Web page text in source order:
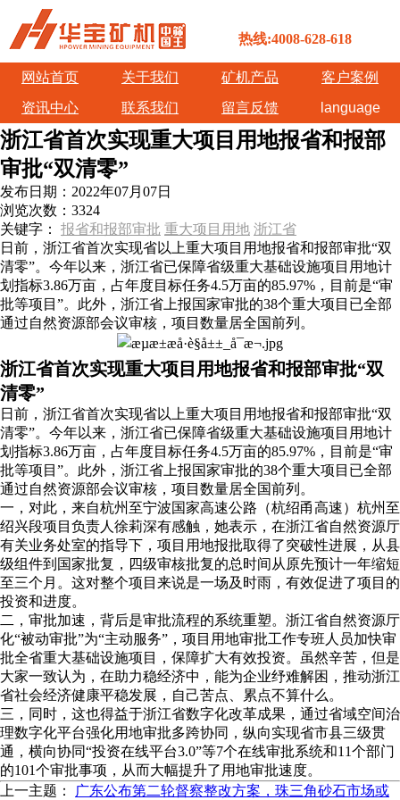
热线:4008-628-618
网站首页 关于我们 矿机产品
客户案例
资讯中心
联系我们 留言反馈 language
浙江省首次实现重大项目用地报省和报部
审批“双清零”
发布日期： 2022年07月07日
浏览次数： 3324
关键字： 报省和报部审批 重大项目用地 浙江省
日前，浙江省首次实现省以上重大项目用地报省和报部审批“双
清零”。今年以来，浙江省已保障省级重大基础设施项目用地计
划指标3.86万亩，占年度目标任务4.5万亩的85.97%，目前是“审
批等项目”。此外，浙江省上报国家审批的38个重大项目已全部
通过自然资源部会议审核，项目数量居全国前列。
浙江省首次实现重大项目用地报省和报部审批“双
清零”
日前，浙江省首次实现省以上重大项目用地报省和报部审批“双
清零”。今年以来，浙江省已保障省级重大基础设施项目用地计
划指标3.86万亩，占年度目标任务4.5万亩的85.97%，目前是“审
批等项目”。此外，浙江省上报国家审批的38个重大项目已全部
通过自然资源部会议审核，项目数量居全国前列。
一，对此，来自杭州至宁波国家高速公路（杭绍甬高速）杭州至
绍兴段项目负责人徐莉深有感触，她表示，在浙江省自然资源厅
有关业务处室的指导下，项目用地报批取得了突破性进展，从县
级组件到国家批复，四级审核批复的总时间从原先预计一年缩短
至三个月。这对整个项目来说是一场及时雨，有效促进了项目的
投资和进度。
二，审批加速，背后是审批流程的系统重塑。浙江省自然资源厅
化“被动审批”为“主动服务”，项目用地审批工作专班人员加快审
批全省重大基础设施项目，保障扩大有效投资。虽然辛苦，但是
大家一致认为，在助力稳经济中，能为企业纾难解困，推动浙江
省社会经济健康平稳发展，自己苦点、累点不算什么。
三，同时，这也得益于浙江省数字化改革成果，通过省域空间治
理数字化平台强化用地审批多跨协同，纵向实现省市县三级贯
通，横向协同“投资在线平台3.0”等7个在线审批系统和11个部门
的101个审批事项，从而大幅提升了用地审批速度。
上一主题：
广东公布第二轮督察整改方案，珠三角砂石市场或